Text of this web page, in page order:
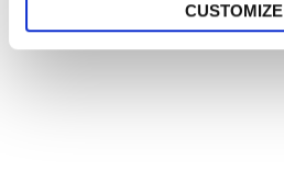
CUSTOMIZE